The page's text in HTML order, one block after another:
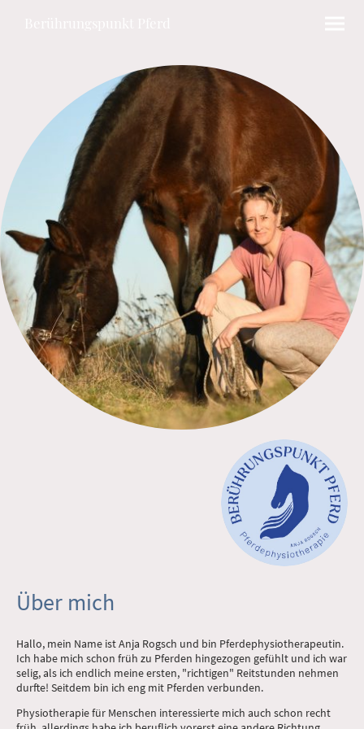
Über mich
Hallo, mein Name ist Anja Rogsch und bin Pferdephysiotherapeutin.
Ich habe mich schon früh zu Pferden hingezogen gefühlt und ich war
selig, als ich endlich meine ersten, "richtigen" Reitstunden nehmen
durfte! Seitdem bin ich eng mit Pferden verbunden.
Physiotherapie für Menschen interessierte mich auch schon recht